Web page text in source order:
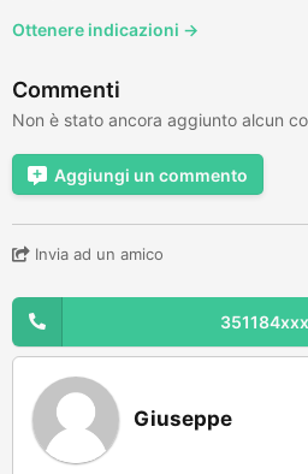
Ottenere indicazioni →
Commenti
Non è stato ancora aggiunto alcun
Aggiungi un commento
Invia ad un amico
Giuseppe